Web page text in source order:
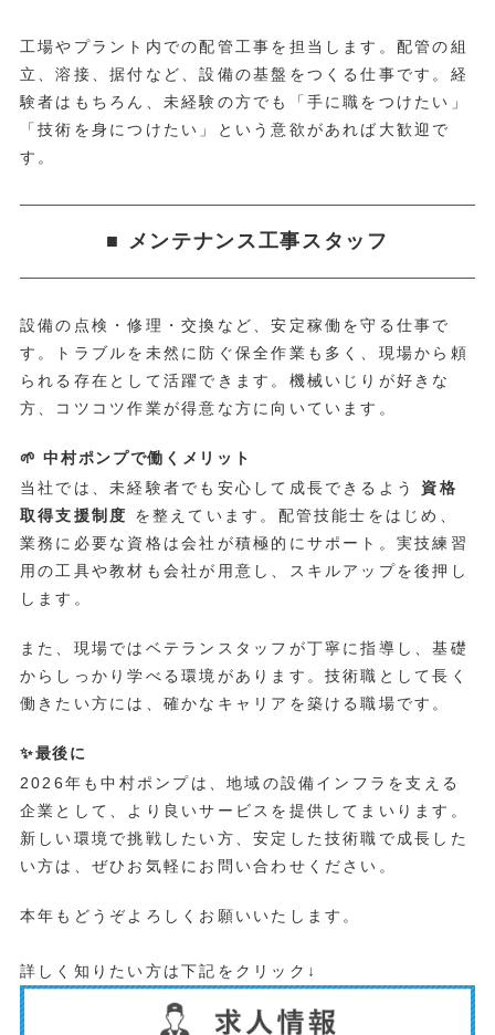
工場やプラント内での配管工事を担当します。配管の組
立、溶接、据付など、設備の基盤をつくる仕事です。経
験者はもちろん、未経験の方でも「手に職をつけたい」
「技術を身につけたい」という意欲があれば大歓迎で
す。
■ メンテナンス工事スタッフ
設備の点検・修理・交換など、安定稼働を守る仕事で
す。トラブルを未然に防ぐ保全作業も多く、現場から頼
られる存在として活躍できます。機械いじりが好きな
方、コツコツ作業が得意な方に向いています。
🌱 中村ポンプで働くメリット
当社では、未経験者でも安心して成長できるよう 資格
取得支援制度
を整えています。配管技能士をはじめ、
業務に必要な資格は会社が積極的にサポート。実技練習
用の工具や教材も会社が用意し、スキルアップを後押し
します。
また、現場ではベテランスタッフが丁寧に指導し、基礎
からしっかり学べる環境があります。技術職として長く
働きたい方には、確かなキャリアを築ける職場です。
✨最後に
2026年も中村ポンプは、地域の設備インフラを支える
企業として、より良いサービスを提供してまいります。
新しい環境で挑戦したい方、安定した技術職で成長した
い方は、ぜひお気軽にお問い合わせください。
本年もどうぞよろしくお願いいたします。
詳しく知りたい方は下記をクリック↓